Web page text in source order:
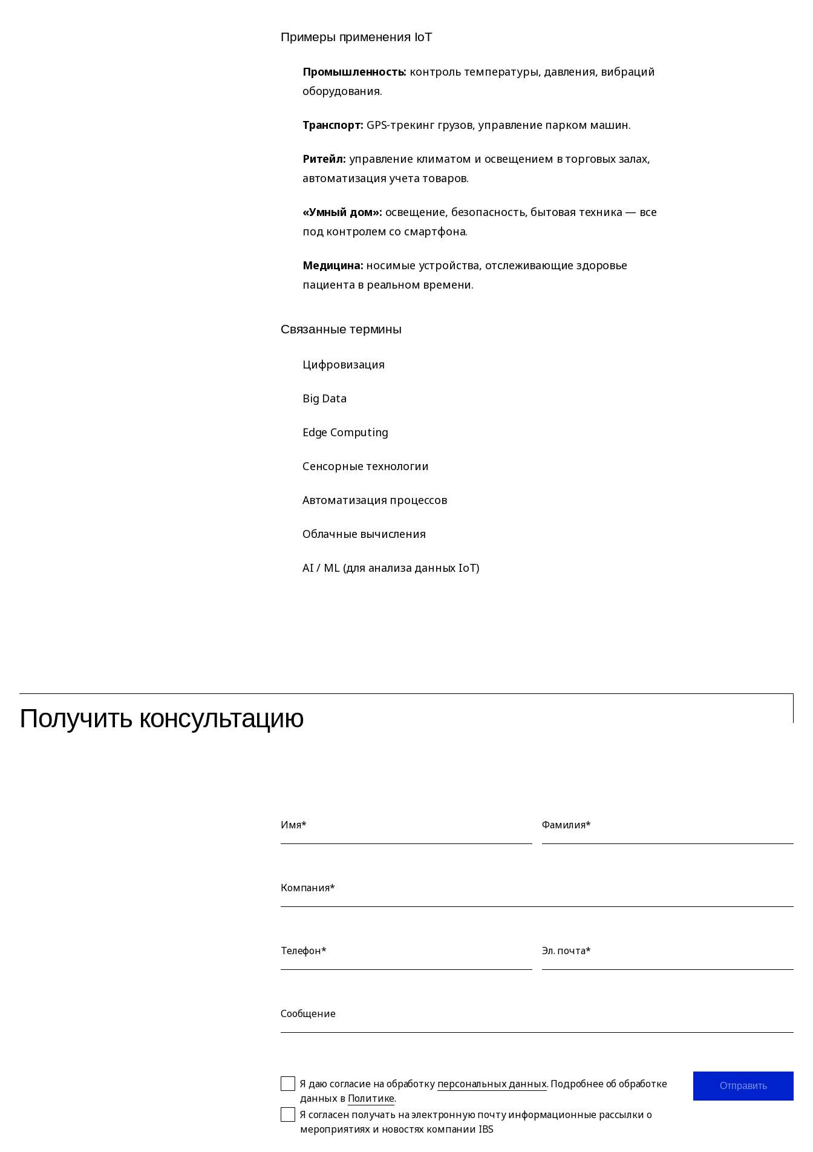
Примеры применения IoT
Промышленность: контроль температуры, давления, вибраций
оборудования.
Транспорт: GPS-трекинг грузов, управление парком машин.
Ритейл: управление климатом и освещением в торговых залах,
автоматизация учета товаров.
«Умный дом»: освещение, безопасность, бытовая техника — все
под контролем со смартфона.
Медицина: носимые устройства, отслеживающие здоровье
пациента в реальном времени.
Связанные термины
Цифровизация
Big Data
Edge Computing
Сенсорные технологии
Автоматизация процессов
Облачные вычисления
AI / ML (для анализа данных IoT)
Получить консультацию
Имя* Фамилия*
Компания*
Телефон* Эл. почта*
Сообщение
Я даю согласие на обработку персональных данных. Подробнее об обработке
данных в Политике.
Я согласен получать на электронную почту информационные рассылки о
мероприятиях и новостях компании IBS
Отправить